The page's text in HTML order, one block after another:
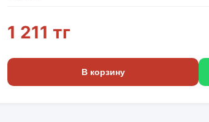
1 211 тг
В корзину